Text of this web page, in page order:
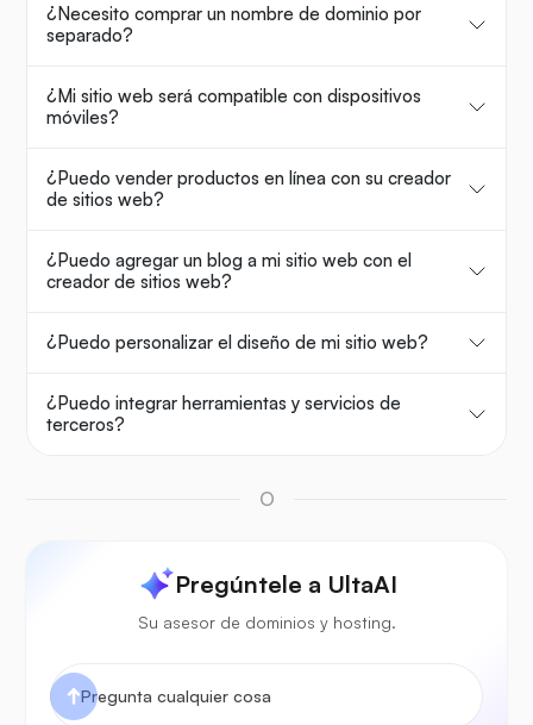
¿Necesito comprar un nombre de dominio por
separado?
¿Mi sitio web será compatible con dispositivos
móviles?
¿Puedo vender productos en línea con su creador
de sitios web?
¿Puedo agregar un blog a mi sitio web con el
creador de sitios web?
¿Puedo personalizar el diseño de mi sitio web?
¿Puedo integrar herramientas y servicios de
terceros?
O
Pregúntele a UltaAI
Su asesor de dominios y hosting.